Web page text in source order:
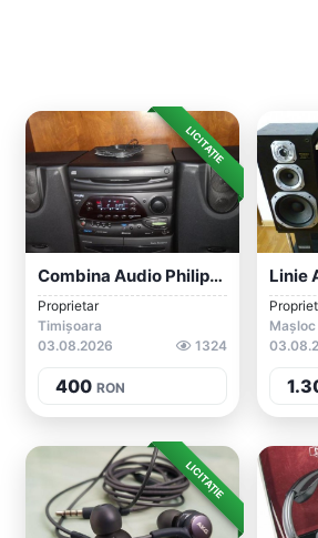
LICITAȚIE
Combina Audio Philips FW 362
Proprietar
Timișoara
03.08.2026
1324
400 RON
Linie
Mașloc
LICITAȚIE